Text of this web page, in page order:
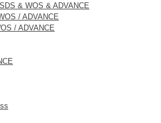
& WOS & ADVANCE
/ ADVANCE
/ ADVANCE